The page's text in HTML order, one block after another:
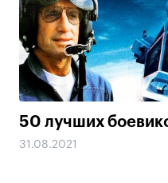
50 лучших
31.08.2021